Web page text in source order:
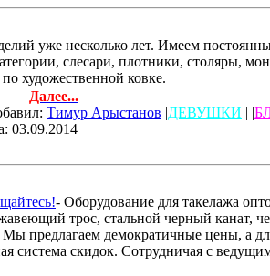
уже несколько лет. Имеем
слесари, плотники, столяры,
художественной ковке.
Далее...
Тимур Арыстанов |ДЕВУШКИ | |
03.09.2014
- Оборудование для такелажа
трос, стальной черный канат,
предлагаем демократичные цены, а
система скидок. Сотрудничая с